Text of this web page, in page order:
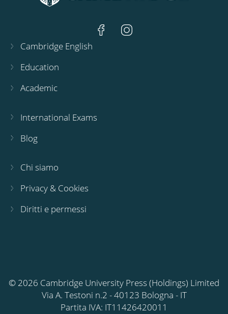
Cambridge English
Education
Academic
International Exams
Blog
Chi siamo
Privacy & Cookies
Diritti e permessi
© 2026 Cambridge University Press (Holdings) Limited
Via A. Testoni n.2 - 40123 Bologna - IT
Partita IVA: IT11426420011